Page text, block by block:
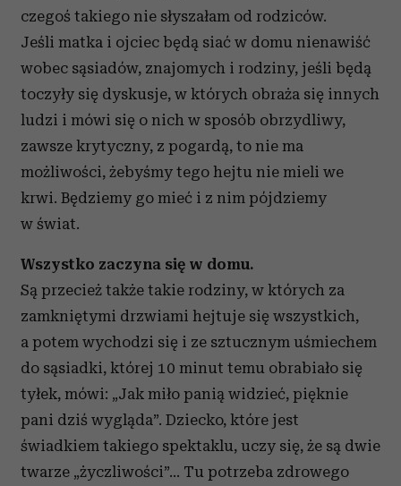
czegoś takiego nie słyszałam od rodziców.
Jeśli matka i ojciec będą siać w domu nienawiść
wobec sąsiadów, znajomych i rodziny, jeśli będą
toczyły się dyskusje, w których obraża się innych
ludzi i mówi się o nich w sposób obrzydliwy,
zawsze krytyczny, z pogardą, to nie ma
możliwości, żebyśmy tego hejtu nie mieli we
krwi. Będziemy go mieć i z nim pójdziemy
w świat.
Wszystko zaczyna się w domu.
Są przecież także takie rodziny, w których za
zamkniętymi drzwiami hejtuje się wszystkich,
a potem wychodzi się i ze sztucznym uśmiechem
do sąsiadki, której 10 minut temu obrabiało się
tyłek, mówi: „Jak miło panią widzieć, pięknie
pani dziś wygląda”. Dziecko, które jest
świadkiem takiego spektaklu, uczy się, że są dwie
twarze „życzliwości”… Tu potrzeba zdrowego